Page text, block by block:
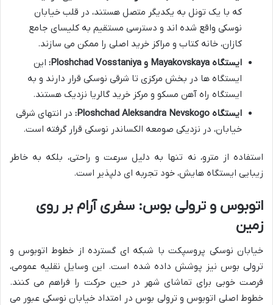
که با یک تونل به یکدیگر متصل هستند، در قلب خیابان
نوسکی واقع شده اند و دسترسی مستقیم به کلیسای جامع
کازان، خانه کتاب و مراکز خرید اصلی را ممکن می سازند.
ایستگاه Mayakovskaya و Ploshchad Vosstaniya:
این
ایستگاه ها در بخش مرکزی تا شرقی نوسکی قرار دارند و به
ایستگاه راه آهن مسکو و مرکز خرید گالریا نزدیک هستند.
ایستگاه Ploshchad Aleksandra Nevskogo:
در انتهای شرقی
خیابان، در نزدیکی صومعه الکساندر نوسکی قرار گرفته است.
استفاده از مترو، نه تنها به دلیل سرعت و راحتی، بلکه به خاطر
زیبایی ایستگاه هایش، خود تجربه ای دلپذیر است.
اتوبوس و ترولی بوس: سفری آرام بر روی
زمین
خیابان نوسکی پروسپکت با شبکه ای گسترده از خطوط اتوبوس و
ترولی بوس نیز پوشش داده شده است. این وسایل نقلیه عمومی،
فرصت خوبی برای تماشای شهر در حین حرکت را فراهم می کنند.
خطوط اصلی اتوبوس و ترولی بوس در امتداد خیابان نوسکی عبور می